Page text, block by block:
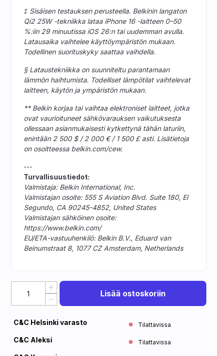
‡ Sisäisen testauksen perusteella. Belkinin langaton
Qi2 25W -tekniikka lataa iPhone 16 -laitteen 0–50
%:iin 29 minuutissa iOS 26:n tai uudemman avulla.
Latausaika vaihtelee käyttöympäristön mukaan.
Todellinen suorituskyky saattaa vaihdella.
§ Lataustekniikka on suunniteltu parantamaan
lämmön haihtumista. Todelliset lämpötilat vaihtelevat
laitteen, käytön ja ympäristön mukaan.
** Belkin korjaa tai vaihtaa elektroniset laitteet, jotka
ovat vaurioituneet sähkövarauksen vaikutuksesta
ollessaan asianmukaisesti kytkettynä tähän laturiin,
enintään 2 500 $ / 2 000 € / 1 500 £ asti. Lisätietoja
on osoitteessa belkin.com/cew.
---
Turvallisuustiedot:
Valmistaja: Belkin International, Inc.
Valmistajan osoite: 555 S Aviation Blvd. Suite 180, El
Segundo, CA 90245-4852, United States
Valmistajan sähköinen osoite:
https://www.belkin.com/
EU/ETA-vastuuhenkilö: Belkin B.V., Eduard van
Beinumstraat 8, 1077 CZ Amsterdam, Netherlands
Lisää ostoskoriin
C&C Helsinki varasto Tilattavissa
C&C Aleksi Tilattavissa